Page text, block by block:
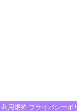
利用規約 プライバシーポ